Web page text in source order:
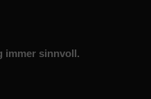
immer sinnvoll.